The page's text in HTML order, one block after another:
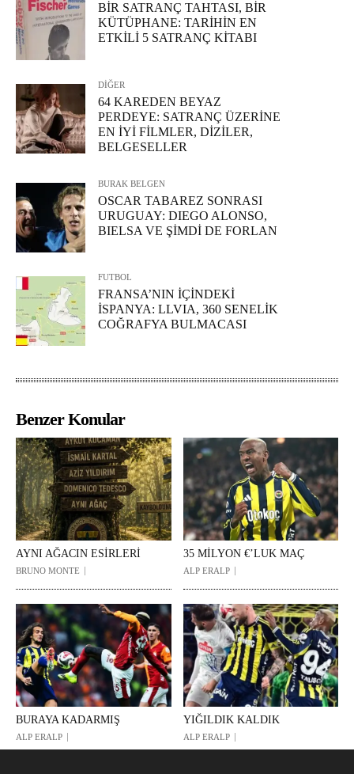
BİR SATRANÇ TAHTASI, BİR
KÜTÜPHANE: TARİHİN EN
ETKİLİ 5 SATRANÇ KİTABI
DİĞER
64 KAREDEN BEYAZ
PERDEYE: SATRANÇ ÜZERİNE
EN İYİ FİLMLER, DİZİLER,
BELGESELLER
BURAK BELGEN
OSCAR TABAREZ SONRASI
URUGUAY: DIEGO ALONSO,
BIELSA VE ŞİMDİ DE FORLAN
FUTBOL
FRANSA’NIN İÇİNDEKİ
İSPANYA: LLVIA, 360 SENELİK
COĞRAFYA BULMACASI
Benzer Konular
AYNI AĞACIN ESİRLERİ
BRUNO MONTE
35 MİLYON €’LUK MAÇ
ALP ERALP
BURAYA KADARMIŞ
ALP ERALP
YIĞILDIK KALDIK
ALP ERALP